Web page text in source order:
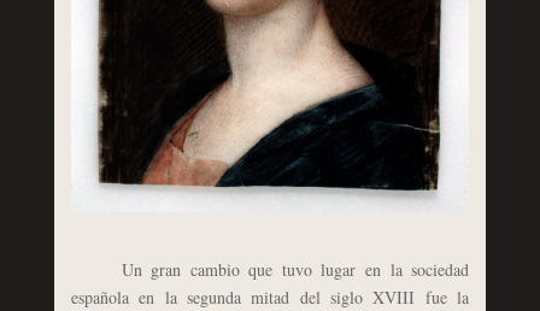
Un gran cambio que tuvo lugar en la sociedad
española en la segunda mitad del siglo XVIII fue la